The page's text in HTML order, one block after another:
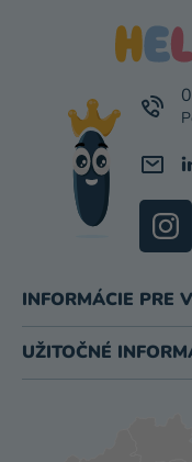
INFORMÁCIE PRE
UŽITOČNÉ